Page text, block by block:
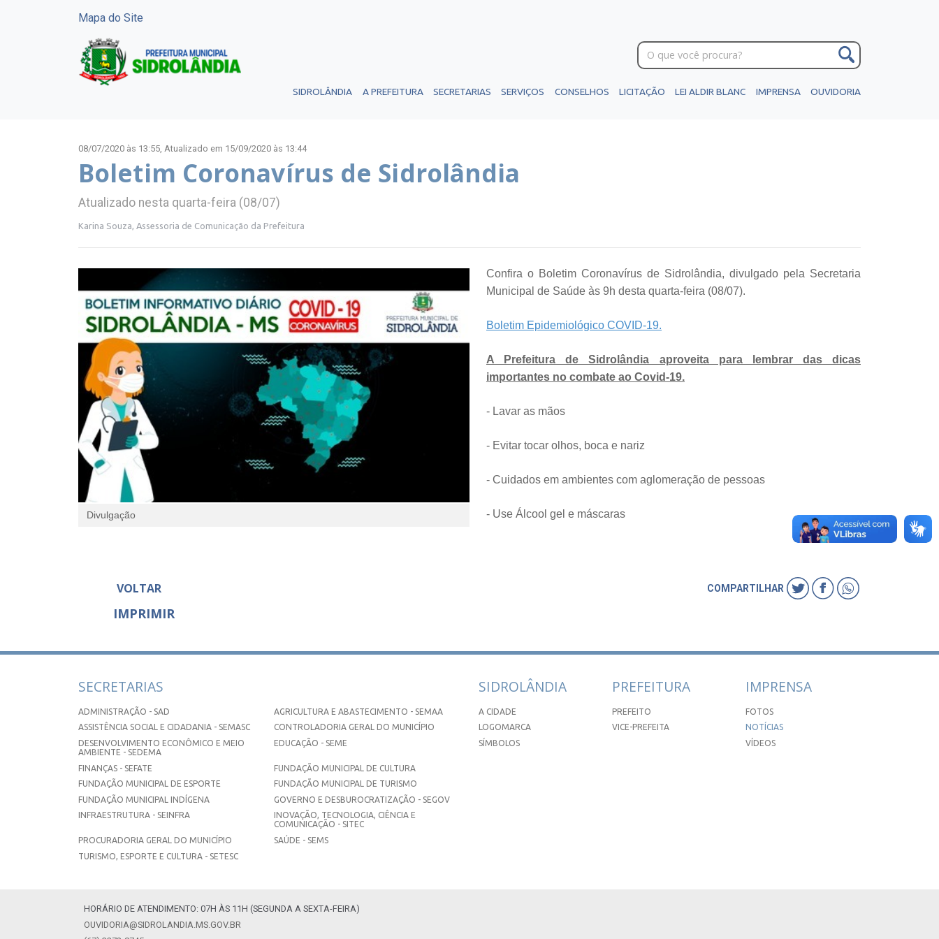
Mapa do Site
SIDROLÂNDIA A PREFEITURA SECRETARIAS SERVIÇOS CONSELHOS LICITAÇÃO LEI ALDIR BLANC IMPRENSA OUVIDORIA
08/07/2020 às 13:55, Atualizado em 15/09/2020 às 13:44
Boletim Coronavírus de Sidrolândia
Atualizado nesta quarta-feira (08/07)
Karina Souza, Assessoria de Comunicação da Prefeitura
Divulgação
Confira o Boletim Coronavírus de Sidrolândia, divulgado pela Secretaria
Municipal de Saúde às 9h desta quarta-feira (08/07).
Boletim Epidemiológico COVID-19.
A Prefeitura de Sidrolândia aproveita para lembrar das dicas
importantes no combate ao Covid-19.
- Lavar as mãos
- Evitar tocar olhos, boca e nariz
- Cuidados em ambientes com aglomeração de pessoas
- Use Álcool gel e máscaras
VOLTAR
IMPRIMIR
COMPARTILHAR
SECRETARIAS
ADMINISTRAÇÃO - SAD
AGRICULTURA E ABASTECIMENTO - SEMAA
ASSISTÊNCIA SOCIAL E CIDADANIA - SEMASC
CONTROLADORIA GERAL DO MUNICÍPIO
DESENVOLVIMENTO ECONÔMICO E MEIO
AMBIENTE - SEDEMA
EDUCAÇÃO - SEME
FINANÇAS - SEFATE
FUNDAÇÃO MUNICIPAL DE CULTURA
FUNDAÇÃO MUNICIPAL DE ESPORTE
FUNDAÇÃO MUNICIPAL DE TURISMO
FUNDAÇÃO MUNICIPAL INDÍGENA
GOVERNO E DESBUROCRATIZAÇÃO - SEGOV
INFRAESTRUTURA - SEINFRA
INOVAÇÃO, TECNOLOGIA, CIÊNCIA E
COMUNICAÇÃO - SITEC
PROCURADORIA GERAL DO MUNICÍPIO
SAÚDE - SEMS
TURISMO, ESPORTE E CULTURA - SETESC
SIDROLÂNDIA
A CIDADE
LOGOMARCA
SÍMBOLOS
PREFEITURA
PREFEITO
VICE-PREFEITA
IMPRENSA
FOTOS
NOTÍCIAS
VÍDEOS
HORÁRIO DE ATENDIMENTO: 07H ÀS 11H (SEGUNDA A SEXTA-FEIRA)
OUVIDORIA@SIDROLANDIA.MS.GOV.BR